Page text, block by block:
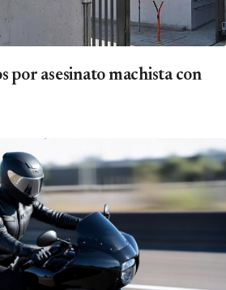
por asesinato machista con